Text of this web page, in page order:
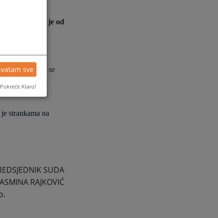
vrijeme suda je od
izuzimaju se
strankama na
SUDA
RAJKOVIĆ
sve
Pokreće Klaro!